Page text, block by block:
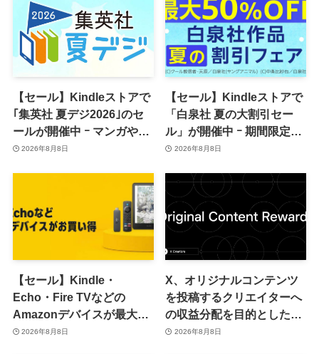
【セール】Kindleストアで
｢集英社 夏デジ2026｣のセ
ールが開催中 ｰ マンガや写
真集など1,000冊以上が
2026年8月8日
【セール】Kindleストアで
「白泉社 夏の大割引セー
ル」が開催中 ｰ 期間限定
70％オフや全巻50％オフな
2026年8月8日
【セール】Kindle・
Echo・Fire TVなどの
Amazonデバイスが最大
31%オフに
2026年8月8日
X、オリジナルコンテンツ
を投稿するクリエイターへ
の収益分配を目的とした
｢オリジナルコンテンツ報
2026年8月8日